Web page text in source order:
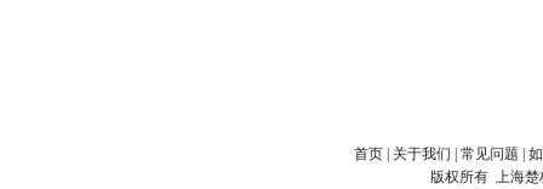
首页 关于我们 常见问题
版权所有 上海